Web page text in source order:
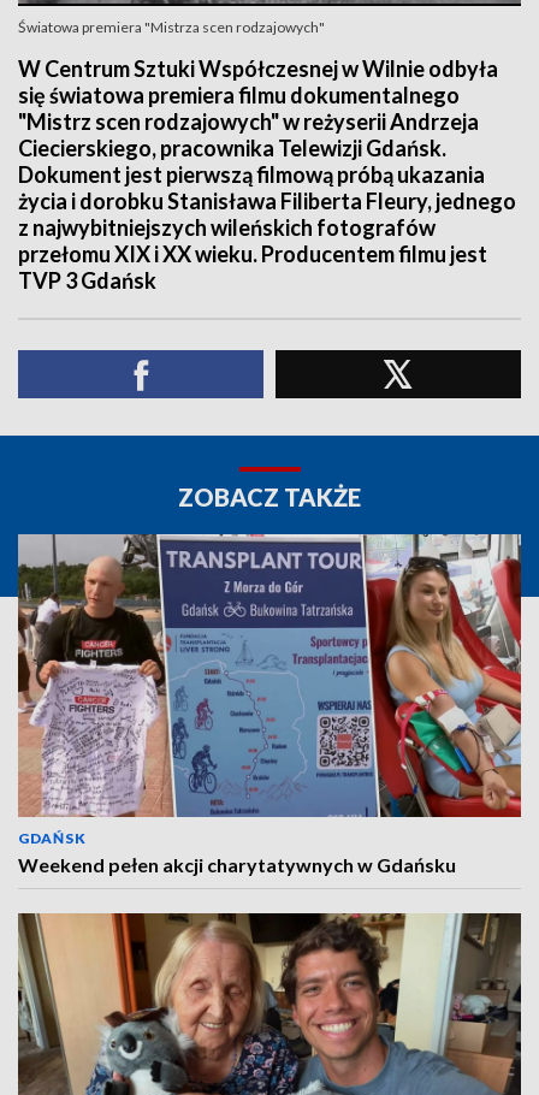
Światowa premiera "Mistrza scen rodzajowych"
W Centrum Sztuki Współczesnej w Wilnie odbyła
się światowa premiera filmu dokumentalnego
"Mistrz scen rodzajowych" w reżyserii Andrzeja
Ciecierskiego, pracownika Telewizji Gdańsk.
Dokument jest pierwszą filmową próbą ukazania
życia i dorobku Stanisława Filiberta Fleury, jednego
z najwybitniejszych wileńskich fotografów
przełomu XIX i XX wieku. Producentem filmu jest
TVP 3 Gdańsk
ZOBACZ TAKŻE
GDAŃSK
Weekend pełen akcji charytatywnych w Gdańsku